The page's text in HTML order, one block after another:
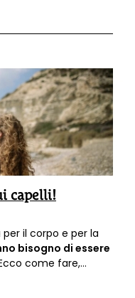
capelli!
il corpo e per la
bisogno di essere
come fare,